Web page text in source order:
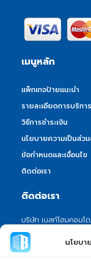
นโยบ
เมนูหลัก
แพ็กเกจป้ายแนะนำ
รายละเอียดการบริการ
วิธีการชำระเงิน
นโยบายความเป็นส่ว
ข้อกำหนดและเงื่อนไข
ติดต่อเรา
ติดต่อเรา
บริษัท เบสท์โฮมคอนโ
101/399 หมู่ 7 แ
กรุงเทพมหานคร 10530